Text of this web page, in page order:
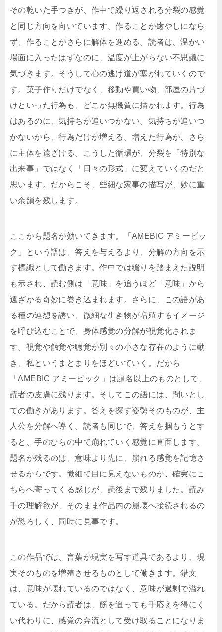
その乾いた手つきが、作中で繰り返される分裂の感覚
と同じ方向を向いています。作ることが癒やしになら
ず、作ることがさらに解体を進める。読者は、温かい
場面に入ったはずなのに、温度が上がらない不思議に
気づきます。そうして心の逃げ道が塞がれていくので
す。菓子作りだけでなく、移動や買い物、部屋の片づ
けといった行為も、どこか無機質に描かれます。行為
はあるのに、気持ちが追いつかない。気持ちが追いつ
かないから、行為だけが増える。増えた行為が、さら
に主体を遠ざける。こうした循環が、分裂を「特別な
出来事」ではなく「日々の形式」に変えていくのだと
思います。だからこそ、些細な家事の描写が、妙に重
い余韻を残します。
ここから題名が効いてきます。「AMEBIC アミービッ
ク」という語は、答えを与えるより、分解の方向を示
す標識として働きます。作中では綴りを踏まえた説明
も示され、読む側は「意味」を追うほど「意味」から
遠ざかる奇妙に巻き込まれます。さらに、この語があ
る種の連想を誘い、微細な生き物が増殖するイメージ
を呼び込むことで、身体感覚の分解が視覚化されま
す。視覚や触覚や聴覚が別々の小さな存在のように動
き、私というまとまりをほどいていく。だから
「AMEBIC アミービック」は題名以上のものとして、
読者の皮膚に残ります。そしてこの語には、問いとし
ての働きがあります。答えを探す姿勢そのものが、主
人公を分解へ導く。読者も同じで、答えを掴もうとす
ると、手のひらの中で崩れていく感覚に直面します。
題名が残るのは、意味より先に、崩れる感覚を記憶さ
せるからです。微細で目に見えないものが、確実にこ
ちらへ寄ってくる感じが、読後まで残りました。読み
手の理解欲が、そのまま作品内の崩壊へ接続されるの
が恐ろしく、同時に見事です。
この作品では、言葉が現実を写す道具であるより、現
実そのものを増殖させるものとして働きます。錯文
は、意味が壊れているのではなく、意味が過剰で溢れ
ている。だから読者は、筋を追っても手応えを得にく
い代わりに、感覚の奔流として受け取ることになりま